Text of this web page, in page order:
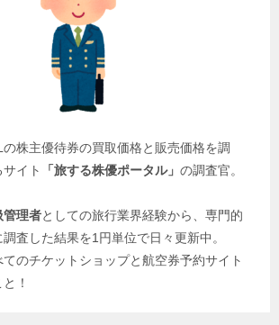
株主優待券の買取価格と販売価格を調
イト
「旅する株優ポータル」 の調査官。
管理者としての旅行業界経験から、専門的
査した結果を1円単位で日々更新中。
のチケットショップと航空券予約サイト
！